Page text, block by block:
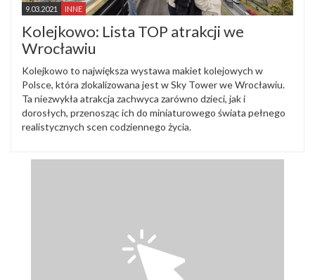
9.03.2021 INNE
Kolejkowo: Lista TOP atrakcji we
Wrocławiu
Kolejkowo to największa wystawa makiet kolejowych w
Polsce, która zlokalizowana jest w Sky Tower we Wrocławiu.
Ta niezwykła atrakcja zachwyca zarówno dzieci, jak i
dorosłych, przenosząc ich do miniaturowego świata pełnego
realistycznych scen codziennego życia.